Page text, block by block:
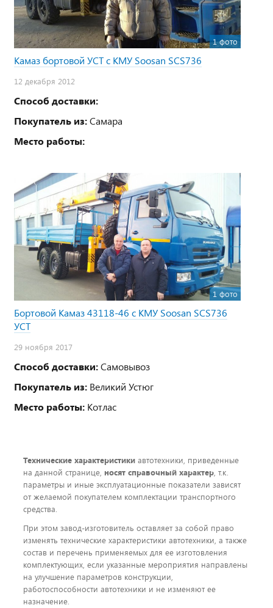
1 фото
Камаз бортовой УСТ с КМУ Soosan SCS736
12 декабря 2012
Способ доставки:
Покупатель из:Самара
Место работы:
1 фото
Бортовой Камаз 43118-46 с КМУ Soosan SCS736
УСТ
29 ноября 2017
Способ доставки:Самовывоз
Покупатель из: Великий Устюг
Место работы: Котлас
Технические характеристики автотехники, приведенные
на данной странице, носят справочный характер, т.к.
параметры и иные эксплуатационные показатели зависят
от желаемой покупателем комплектации транспортного
средства.
При этом завод-изготовитель оставляет за собой право
изменять технические характеристики автотехники, а также
состав и перечень применяемых для ее изготовления
комплектующих, если указанные мероприятия направлены
на улучшение параметров конструкции,
работоспособности автотехники и не изменяют ее
назначение.